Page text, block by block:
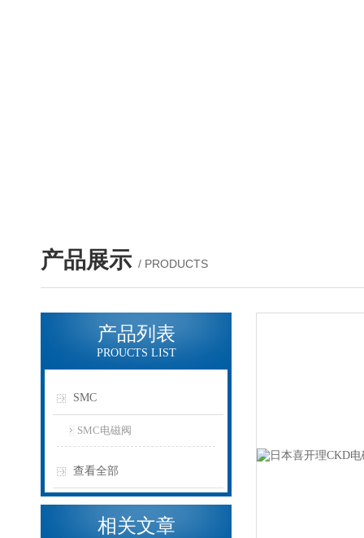
产品展示 / PRODUCTS
产品列表
PROUCTS LIST
SMC
SMC电磁阀
查看全部
相关文章